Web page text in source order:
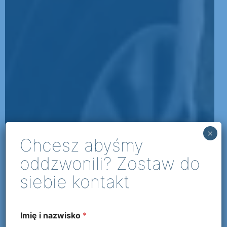
Chcesz abyśmy
oddzwonili? Zostaw do
siebie kontakt
Imię i nazwisko *
×